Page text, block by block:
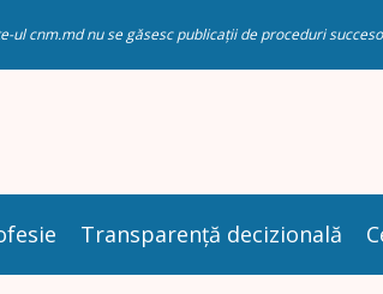
cnm.md nu se găsesc publicații de proceduri
Transparență decizională